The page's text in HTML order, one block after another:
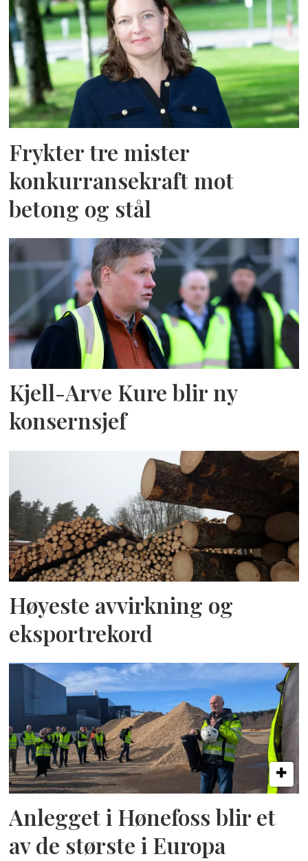
Frykter tre mister
konkurransekraft mot
betong og stål
Kjell-Arve Kure blir ny
konsernsjef
Høyeste avvirkning og
eksportrekord
Anlegget i Hønefoss blir et
av de største i Europa